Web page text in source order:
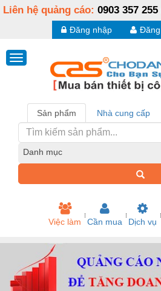
Liên hệ quảng cáo: 0903 357 255
Đăng nhập
Sản phẩm Nhà cung cấp
Danh mục
Việc làm Cần mua Dịch vụ